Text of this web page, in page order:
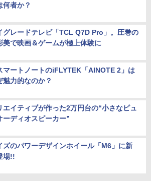
何者か？
グレードテレビ「TCL Q7D Pro」。圧巻の
美で映画＆ゲームが極上体験に
マートノートのiFLYTEK「AINOTE 2」は
魅力的なのか？
エイティブが作った2万円台の“小さなピュ
ーディオスピーカー”
ズのパワーデザインホイール「M6」に新
場!!